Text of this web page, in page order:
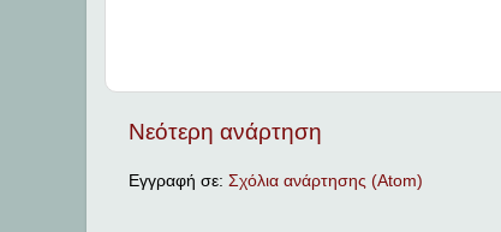
Νεότερη ανάρτηση
Εγγραφή σε: Σχόλια ανάρτησης (Atom)